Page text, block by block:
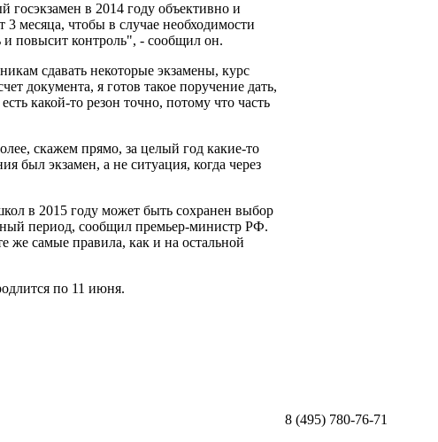
госэкзамен в 2014 году объективно и
3 месяца, чтобы в случае необходимости
повысит контроль", - сообщил он.
сдавать некоторые экзамены, курс
документа, я готов такое поручение дать,
какой-то резон точно, потому что часть
скажем прямо, за целый год какие-то
был экзамен, а не ситуация, когда через
в 2015 году может быть сохранен выбор
период, сообщил премьер-министр РФ.
же самые правила, как и на остальной
по 11 июня.
8 (495) 780-76-71